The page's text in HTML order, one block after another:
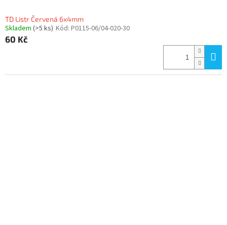
TD Listr Červená 6x4mm
Skladem (>5 ks) Kód: P0115-06/04-020-30
60 Kč